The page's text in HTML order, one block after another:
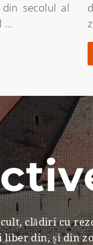
omenesti în
…
clădiri cu
din, şi din